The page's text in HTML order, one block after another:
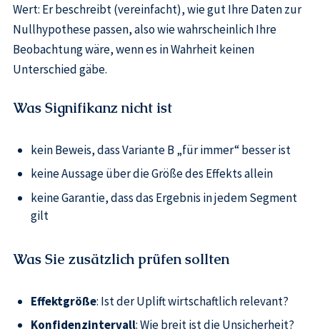
Wert: Er beschreibt (vereinfacht), wie gut Ihre Daten zur
Nullhypothese passen, also wie wahrscheinlich Ihre
Beobachtung wäre, wenn es in Wahrheit keinen
Unterschied gäbe.
Was Signifikanz nicht ist
kein Beweis, dass Variante B „für immer“ besser ist
keine Aussage über die Größe des Effekts allein
keine Garantie, dass das Ergebnis in jedem Segment
gilt
Was Sie zusätzlich prüfen sollten
Effektgröße: Ist der Uplift wirtschaftlich relevant?
Konfidenzintervall: Wie breit ist die Unsicherheit?